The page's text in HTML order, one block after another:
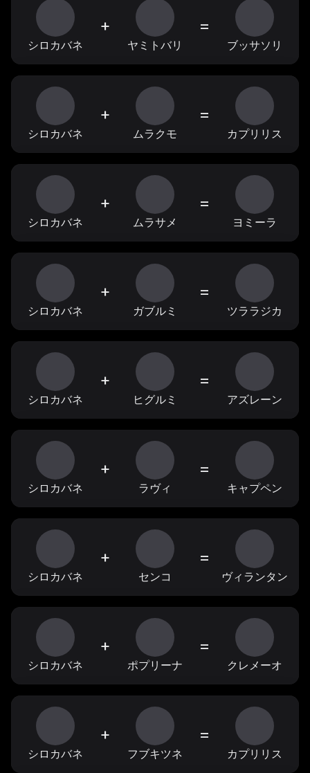
シロカバネ
+
ヤミトバリ
=
ブッサソリ
シロカバネ
+
ムラクモ
=
カプリリス
シロカバネ
+
ムラサメ
=
ヨミーラ
シロカバネ
+
ガブルミ
=
ツララジカ
シロカバネ
+
ヒグルミ
=
アズレーン
シロカバネ
+
ラヴィ
=
キャプペン
シロカバネ
+
センコ
=
ヴィランタン
シロカバネ
+
ポプリーナ
=
クレメーオ
シロカバネ
+
フブキツネ
=
カプリリス